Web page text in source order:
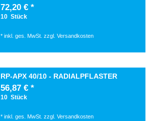
72,20 € *
10 Stück
* inkl. ges. MwSt. zzgl. Versandkosten
RP-APX 40/10 - RADIALPFLASTER
56,87 € *
10 Stück
* inkl. ges. MwSt. zzgl. Versandkosten